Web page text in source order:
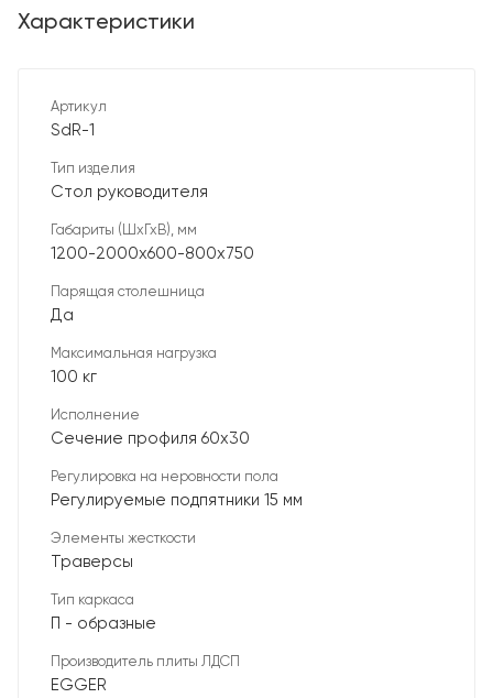
Характеристики
Артикул
SdR-1
Тип изделия
Стол руководителя
Габариты (ШхГхВ), мм
1200-2000х600-800х750
Парящая столешница
Да
Максимальная нагрузка
100 кг
Исполнение
Сечение профиля 60х30
Регулировка на неровности пола
Регулируемые подпятники 15 мм
Элементы жесткости
Траверсы
Тип каркаса
П - образные
Производитель плиты ЛДСП
EGGER